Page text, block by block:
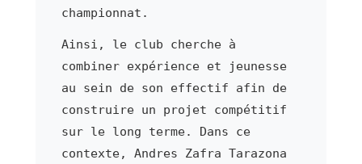
championnat.
Ainsi, le club cherche à
combiner expérience et jeunesse
au sein de son effectif afin de
construire un projet compétitif
sur le long terme. Dans ce
contexte, Andres Zafra Tarazona